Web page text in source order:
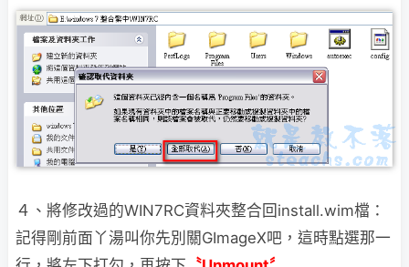
４、將修改過的WIN7RC資料夾整合回install.wim檔：
記得剛前面丫湯叫你先別關GImageX吧，這時點選那一